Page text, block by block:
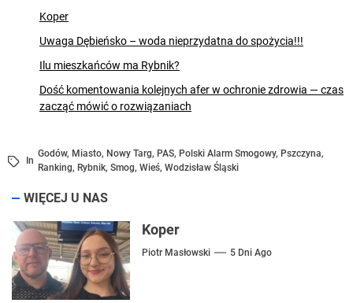
Koper
Uwaga Dębieńsko – woda nieprzydatna do spożycia!!!
Ilu mieszkańców ma Rybnik?
Dość komentowania kolejnych afer w ochronie zdrowia — czas
zacząć mówić o rozwiązaniach
In
Godów, Miasto, Nowy Targ, PAS, Polski Alarm Smogowy, Pszczyna,
Ranking, Rybnik, Smog, Wieś, Wodzisław Śląski
WIĘCEJ U NAS
Koper
Piotr Masłowski 5 Dni Ago